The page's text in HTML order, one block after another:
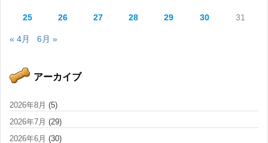
25 26 27 28 29 30 31
« 4月 6月 »
アーカイブ
2026年8月 (5)
2026年7月 (29)
2026年6月 (30)